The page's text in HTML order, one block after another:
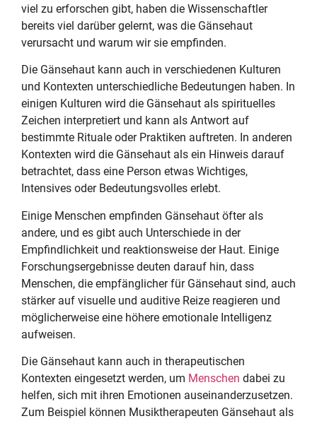
viel zu erforschen gibt, haben die Wissenschaftler
bereits viel darüber gelernt, was die Gänsehaut
verursacht und warum wir sie empfinden.
Die Gänsehaut kann auch in verschiedenen Kulturen
und Kontexten unterschiedliche Bedeutungen haben. In
einigen Kulturen wird die Gänsehaut als spirituelles
Zeichen interpretiert und kann als Antwort auf
bestimmte Rituale oder Praktiken auftreten. In anderen
Kontexten wird die Gänsehaut als ein Hinweis darauf
betrachtet, dass eine Person etwas Wichtiges,
Intensives oder Bedeutungsvolles erlebt.
Einige Menschen empfinden Gänsehaut öfter als
andere, und es gibt auch Unterschiede in der
Empfindlichkeit und reaktionsweise der Haut. Einige
Forschungsergebnisse deuten darauf hin, dass
Menschen, die empfänglicher für Gänsehaut sind, auch
stärker auf visuelle und auditive Reize reagieren und
möglicherweise eine höhere emotionale Intelligenz
aufweisen.
Die Gänsehaut kann auch in therapeutischen
Kontexten eingesetzt werden, um Menschen dabei zu
helfen, sich mit ihren Emotionen auseinanderzusetzen.
Zum Beispiel können Musiktherapeuten Gänsehaut als